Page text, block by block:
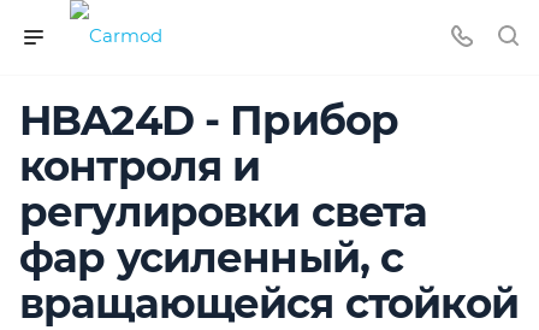
HBA24D - Прибор
контроля и
регулировки света
фар усиленный, с
вращающейся стойкой